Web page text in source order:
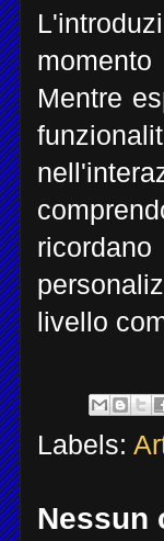
Mentre
livello
Labels:
Nessun